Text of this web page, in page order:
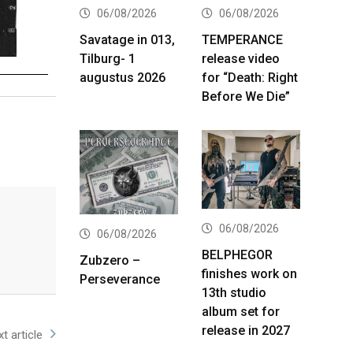
article
06/08/2026
Savatage in 013,
Tilburg- 1
augustus 2026
06/08/2026
TEMPERANCE
release video
for “Death: Right
Before We Die”
06/08/2026
Zubzero –
Perseverance
06/08/2026
BELPHEGOR
finishes work on
13th studio
album set for
release in 2027